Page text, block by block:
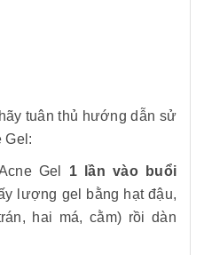
tuân thủ hướng dẫn sử
Gel:
Gel 1 lần vào buổi
lượng gel bằng hạt đậu,
hai má, cằm) rồi dàn